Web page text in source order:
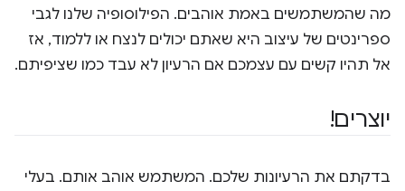
מה שהמשתמשים באמת אוהבים. הפילוסופיה שלנו לגבי
ספרינטים של עיצוב היא שאתם יכולים לנצח או ללמוד, אז
אל תהיו קשים עם עצמכם אם הרעיון לא עבד כמו שציפיתם.
יוצרים!
בדקתם את הרעיונות שלכם. המשתמש אוהב אותם. בעלי